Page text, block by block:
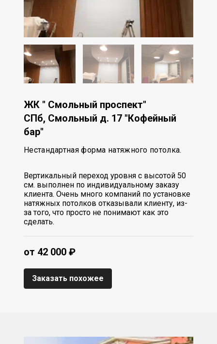
ЖК " Смольный проспект"
СПб, Смольный д. 17 "Кофейный
бар"
Нестандартная форма натяжного потолка.
Вертикальный переход уровня с высотой 50
см. выполнен по индивидуальному заказу
клиента. Очень много компаний по установке
натяжных потолков отказывали клиенту, из-
за того, что просто не понимают как это
сделать.
Заказать похожее
от 42 000 ₽